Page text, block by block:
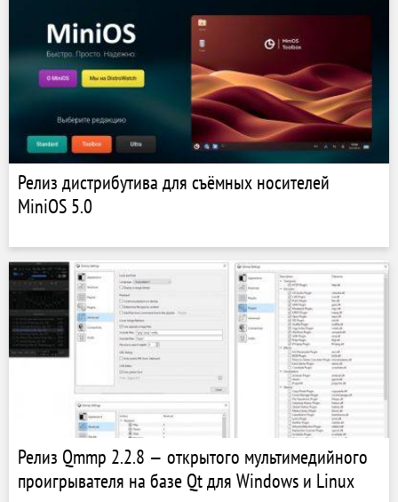
Релиз дистрибутива для съёмных носителей
MiniOS 5.0
Релиз Qmmp 2.2.8 — открытого мультимедийного
проигрывателя на базе Qt для Windows и Linux